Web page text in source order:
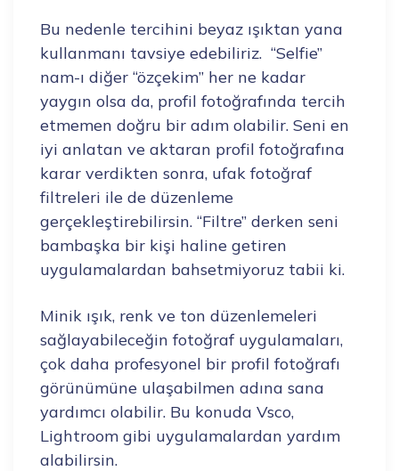
Bu nedenle tercihini beyaz ışıktan yana
kullanmanı tavsiye edebiliriz. “Selfie”
nam-ı diğer “özçekim” her ne kadar
yaygın olsa da, profil fotoğrafında tercih
etmemen doğru bir adım olabilir. Seni en
iyi anlatan ve aktaran profil fotoğrafına
karar verdikten sonra, ufak fotoğraf
filtreleri ile de düzenleme
gerçekleştirebilirsin. “Filtre” derken seni
bambaşka bir kişi haline getiren
uygulamalardan bahsetmiyoruz tabii ki.
Minik ışık, renk ve ton düzenlemeleri
sağlayabileceğin fotoğraf uygulamaları,
çok daha profesyonel bir profil fotoğrafı
görünümüne ulaşabilmen adına sana
yardımcı olabilir. Bu konuda Vsco,
Lightroom gibi uygulamalardan yardım
alabilirsin.